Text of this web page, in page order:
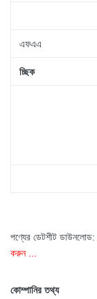
এফএএ
চ্ছিক
পণ্যের ডেটশীট ডাউনলোড:
করুন ...
কোম্পানির তথ্য